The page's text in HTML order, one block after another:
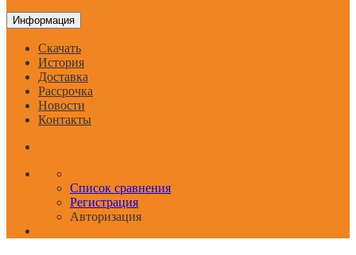
Информация
Скачать
История
Доставка
Рассрочка
Новости
Контакты
Список сравнения
Регистрация
Авторизация